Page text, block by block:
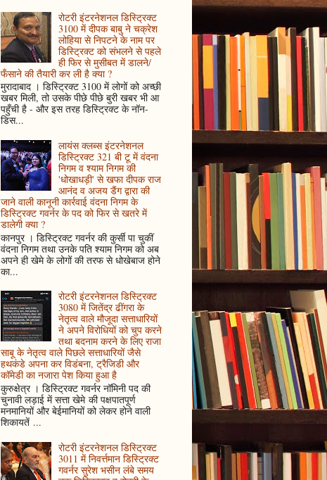
रोटरी इंटरनेशनल डिस्ट्रिक्ट
3100 में दीपक बाबु ने चक्रेश
लोहिया से निपटने के नाम पर
डिस्ट्रिक्ट को संभलने से पहले
ही फिर से मुसीबत में डालने/
फँसाने की तैयारी कर ली है क्या ?
मुरादाबाद । डिस्ट्रिक्ट 3100 में लोगों को अच्छी
खबर मिली, तो उसके पीछे पीछे बुरी खबर भी आ
पहुँची है - और इस तरह डिस्ट्रिक्ट के नॉन-
डिस...
लायंस क्लब्स इंटरनेशनल
डिस्ट्रिक्ट 321 बी टू में वंदना
निगम व श्याम निगम की
'धोखाधड़ी' से खफा दीपक राज
आनंद व अजय डैंग द्वारा की
जाने वाली कानूनी कार्रवाई वंदना निगम के
डिस्ट्रिक्ट गवर्नर के पद को फिर से खतरे में
डालेगी क्या ?
कानपुर । डिस्ट्रिक्ट गवर्नर की कुर्सी पा चुकीं
वंदना निगम तथा उनके पति श्याम निगम को अब
अपने ही खेमे के लोगों की तरफ से धोखेबाज होने
का...
रोटरी इंटरनेशनल डिस्ट्रिक्ट
3080 में जितेंद्र ढींगरा के
नेतृत्व वाले मौजूदा सत्ताधारियों
ने अपने विरोधियों को चुप करने
तथा बदनाम करने के लिए राजा
साबू के नेतृत्व वाले पिछले सत्ताधारियों जैसे
हथकंडे अपना कर विडंबना, ट्रैजिडी और
कॉमेडी का नजारा पेश किया हुआ है
कुरुक्षेत्र । डिस्ट्रिक्ट गवर्नर नॉमिनी पद की
चुनावी लड़ाई में सत्ता खेमे की पक्षपातपूर्ण
मनमानियों और बेईमानियों को लेकर होने वाली
शिकायतें ...
रोटरी इंटरनेशनल डिस्ट्रिक्ट
3011 में निवर्त्तमान डिस्ट्रिक्ट
गवर्नर सुरेश भसीन लंबे समय